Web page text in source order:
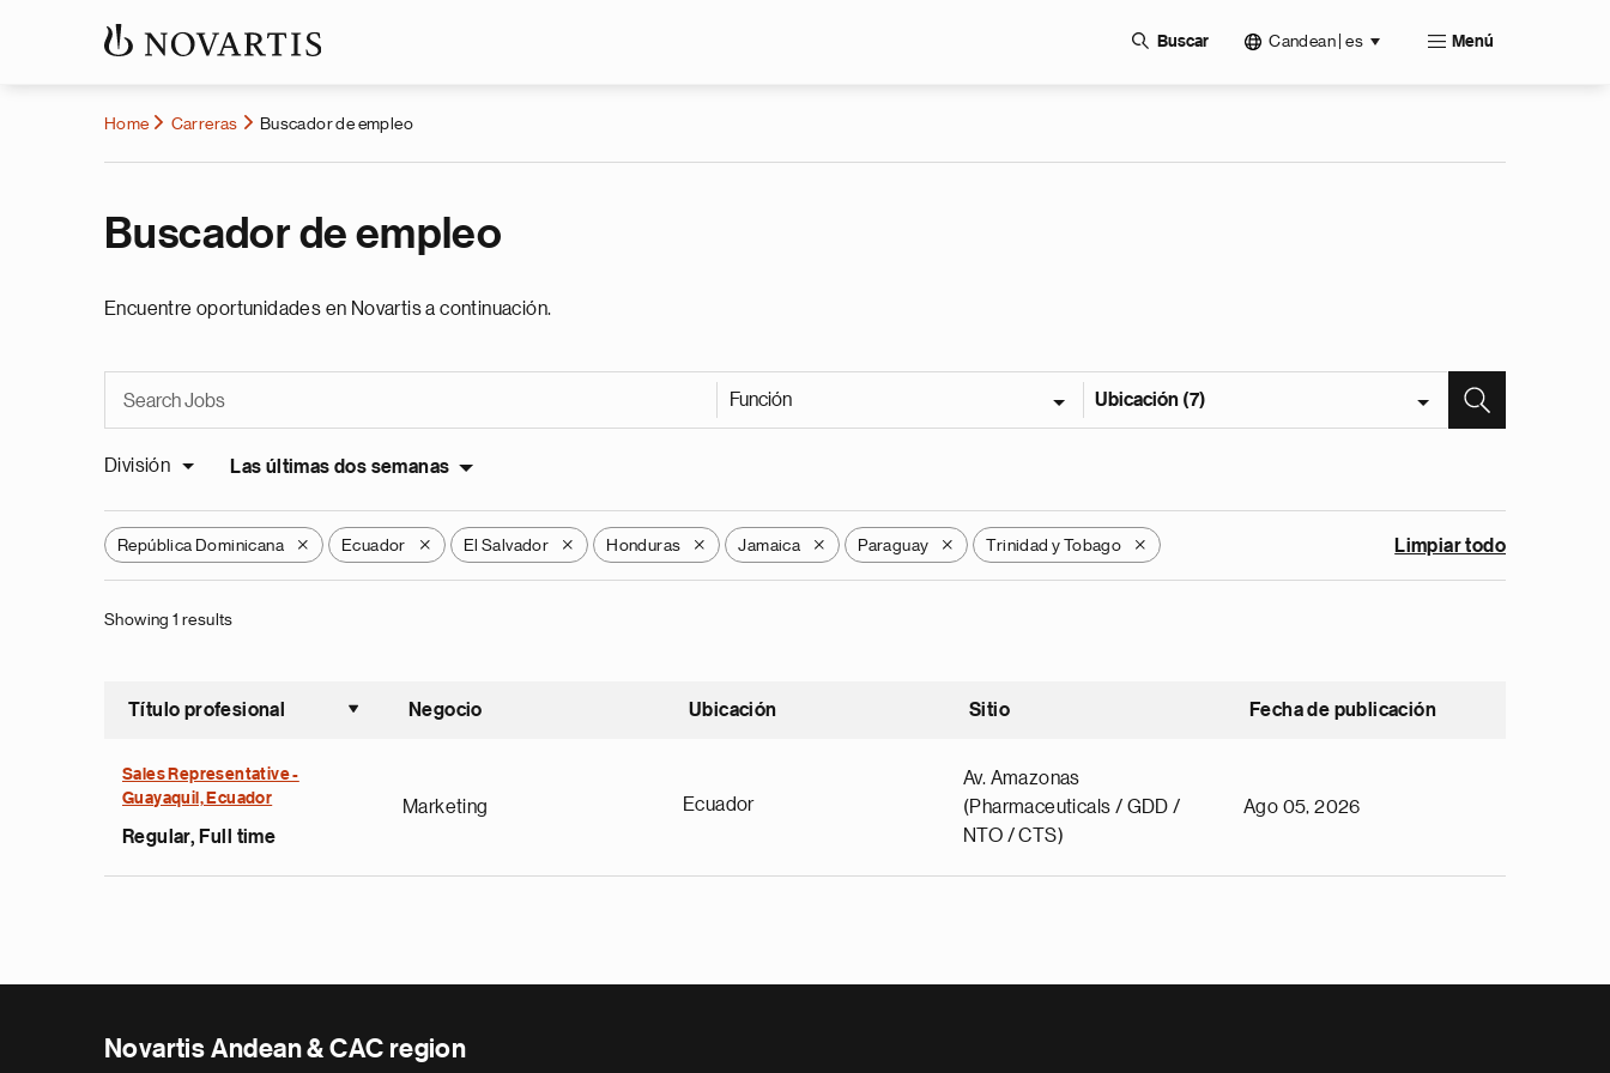
Buscar Candean | es Menú
Home Carreras Buscador de empleo
Buscador de empleo
Encuentre oportunidades en Novartis a continuación.
Función Ubicación (7)
División Las últimas dos semanas
República Dominicana X Ecuador X El Salvador X Honduras X Jamaica X Paraguay X Trinidad y Tobago X Limpiar todo
Showing 1 results
Título profesional
Ordenar ascendente
Negocio Ubicación Sitio Fecha de publicación
Sales Representative -
Guayaquil, Ecuador
Regular, Full time
Marketing Ecuador
Av. Amazonas
(Pharmaceuticals / GDD /
NTO / CTS)
Ago 05, 2026
Novartis Andean & CAC region